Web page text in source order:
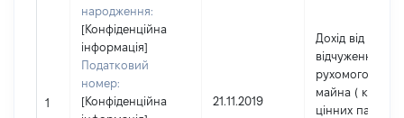
1
народження:
[Конфіденційна
інформація]
Податковий
номер:
[Конфіденційна
21.11.2019
Дохід від
відчуження
рухомого
майна ( крім
цінних паперів